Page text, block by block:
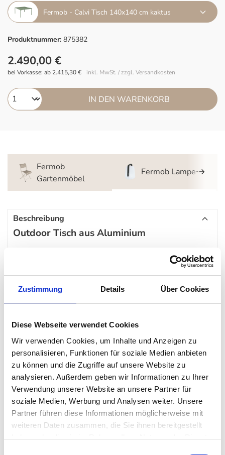
Zustimmung Details Über Cookies
Diese Webseite verwendet Cookies
Wir verwenden Cookies, um Inhalte und Anzeigen zu
personalisieren, Funktionen für soziale Medien anbieten
zu können und die Zugriffe auf unsere Website zu
analysieren. Außerdem geben wir Informationen zu Ihrer
Verwendung unserer Website an unsere Partner für
soziale Medien, Werbung und Analysen weiter. Unsere
Partner führen diese Informationen möglicherweise mit
weiteren Daten zusammen, die Sie ihnen bereitgestellt
haben oder die sie im Rahmen Ihrer Nutzung der Dienste
Fermob - Calvi Tisch 140x140 cm kaktus
Produktnummer: 875382
2.490,00 €
inkl. MwSt. / zzgl. Versandkosten
bei Vorkasse: ab 2.415,30 €
IN DEN WARENKORB
Fermob
Gartenmöbel
Fermob Lampe
Beschreibung
Outdoor Tisch aus Aluminium
Manchmal sind es die kleinen Dinge, die ein Produkt zu etwas
Besonderem machen. Der Bruch in der Linienführung zwischen
erweckt den Eindruck, dass diese fast schwerelos darüber
Aluminium mit all seinen Vorzügen: Leichtigkeit, 100 %
Recycelbarkeit und höchste Widerstandsfähigkeit.
Der FermobGartentischbietet Platz für bis zu acht Personen
und durch seine quadratische Form fördert er besonders die
Geselligkeit – denn im Gegensatz zu einer rechteckigen Form
kann hier fast jeder dem anderen in die Augen schauen –
perfekt für ein geselliges Essen mit der Familie oder mit